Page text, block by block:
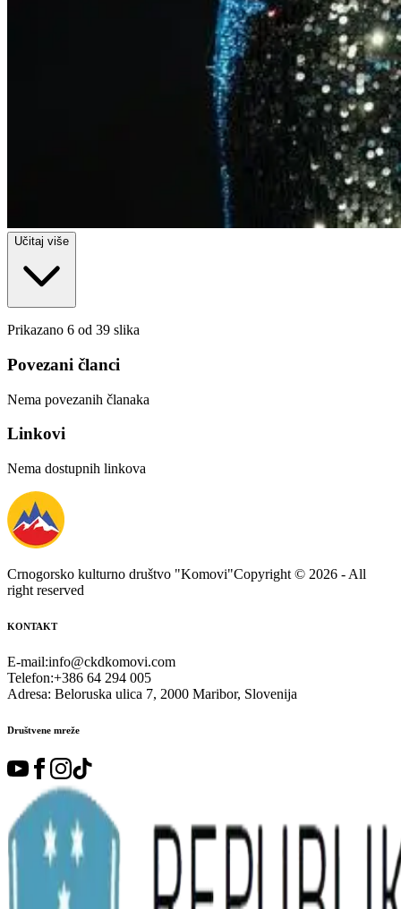
Učitaj više
Prikazano 6 od 39 slika
Povezani članci
Nema povezanih članaka
Linkovi
Nema dostupnih linkova
Crnogorsko kulturno društvo "Komovi"Copyright © 2026 - All
right reserved
KONTAKT
E-mail:info@ckdkomovi.com
Telefon:+386 64 294 005
Adresa: Beloruska ulica 7, 2000 Maribor, Slovenija
Društvene mreže